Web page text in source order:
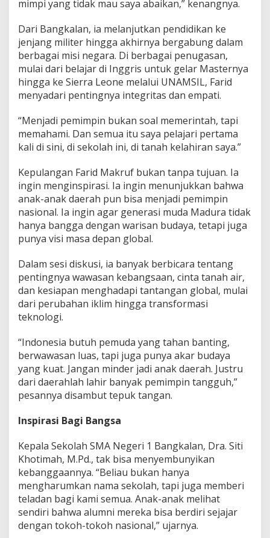
mimpi yang tidak mau saya abaikan,” kenangnya.
Dari Bangkalan, ia melanjutkan pendidikan ke
jenjang militer hingga akhirnya bergabung dalam
berbagai misi negara. Di berbagai penugasan,
mulai dari belajar di Inggris untuk gelar Masternya
hingga ke Sierra Leone melalui UNAMSIL, Farid
menyadari pentingnya integritas dan empati.
“Menjadi pemimpin bukan soal memerintah, tapi
memahami. Dan semua itu saya pelajari pertama
kali di sini, di sekolah ini, di tanah kelahiran saya.”
Kepulangan Farid Makruf bukan tanpa tujuan. Ia
ingin menginspirasi. Ia ingin menunjukkan bahwa
anak-anak daerah pun bisa menjadi pemimpin
nasional. Ia ingin agar generasi muda Madura tidak
hanya bangga dengan warisan budaya, tetapi juga
punya visi masa depan global.
Dalam sesi diskusi, ia banyak berbicara tentang
pentingnya wawasan kebangsaan, cinta tanah air,
dan kesiapan menghadapi tantangan global, mulai
dari perubahan iklim hingga transformasi
teknologi.
“Indonesia butuh pemuda yang tahan banting,
berwawasan luas, tapi juga punya akar budaya
yang kuat. Jangan minder jadi anak daerah. Justru
dari daerahlah lahir banyak pemimpin tangguh,”
pesannya disambut tepuk tangan.
Inspirasi Bagi Bangsa
Kepala Sekolah SMA Negeri 1 Bangkalan, Dra. Siti
Khotimah, M.Pd., tak bisa menyembunyikan
kebanggaannya. “Beliau bukan hanya
mengharumkan nama sekolah, tapi juga memberi
teladan bagi kami semua. Anak-anak melihat
sendiri bahwa alumni mereka bisa berdiri sejajar
dengan tokoh-tokoh nasional,” ujarnya.